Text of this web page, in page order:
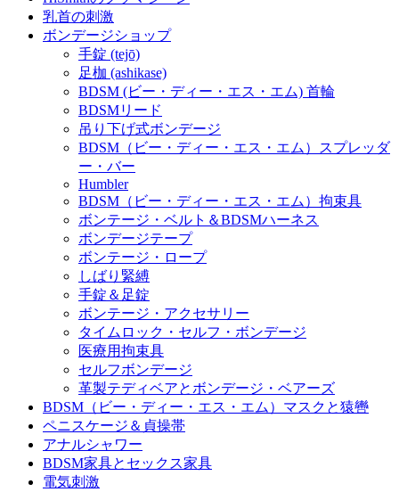
乳首の刺激
ボンデージショップ
手錠 (tejō)
足枷 (ashikase)
BDSM (ビー・ディー・エス・エム) 首輪
BDSMリード
吊り下げ式ボンデージ
BDSM（ビー・ディー・エス・エム）スプレッダ
ー・バー
Humbler
BDSM（ビー・ディー・エス・エム）拘束具
ボンテージ・ベルト＆BDSMハーネス
ボンデージテープ
ボンテージ・ロープ
しばり緊縛
手錠＆足錠
ボンテージ・アクセサリー
タイムロック・セルフ・ボンデージ
医療用拘束具
セルフボンデージ
革製テディベアとボンデージ・ベアーズ
BDSM（ビー・ディー・エス・エム）マスクと猿轡
ペニスケージ＆貞操帯
アナルシャワー
BDSM家具とセックス家具
電気刺激